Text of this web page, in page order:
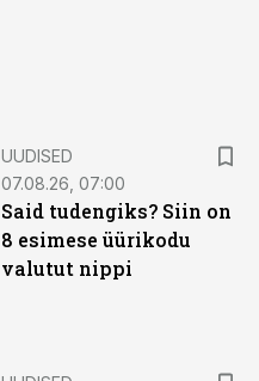
UUDISED
07.08.26, 07:00
Said tudengiks? Siin on
8 esimese üürikodu
valutut nippi